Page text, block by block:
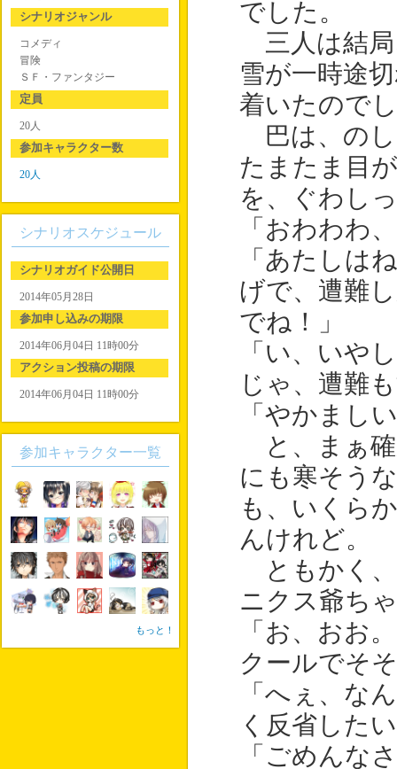
でした。
三人は結局
雪が一時途
着いたので
巴は、のし
たまたま目
を、ぐわし
「おわわわ
「あたしは
げで、遭難
でね！」
「い、いや
じゃ、遭難
「やかまし
と、まぁ確
にも寒そう
も、いくら
んけれど。
ともかく、
ニクス爺ち
「お、おお
クールでそ
「へぇ、な
く反省した
「ごめんな
シナリオジャンル
コメディ
冒険
ＳＦ・ファンタジー
定員
20人
参加キャラクター数
20人
シナリオスケジュール
シナリオガイド公開日
2014年05月28日
参加申し込みの期限
2014年06月04日 11時00分
アクション投稿の期限
2014年06月04日 11時00分
参加キャラクター一覧
もっと！